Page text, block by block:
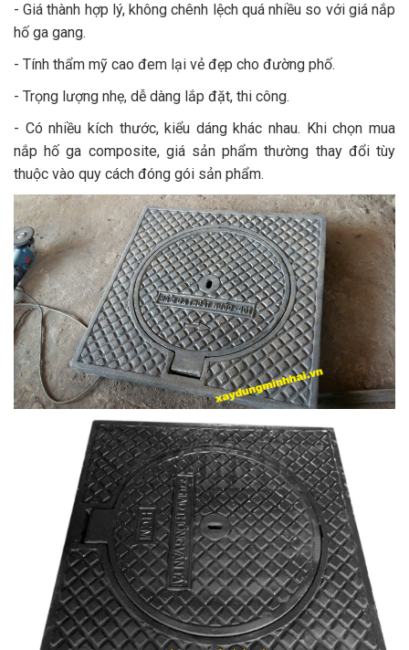
- Giá thành hợp lý, không chênh lệch quá nhiều so với giá nắp
hố ga gang.
- Tính thẩm mỹ cao đem lại vẻ đẹp cho đường phố.
- Trọng lượng nhẹ, dễ dàng lắp đặt, thi công.
- Có nhiều kích thước, kiểu dáng khác nhau. Khi chọn mua
nắp hố ga composite, giá sản phẩm thường thay đổi tùy
thuộc vào quy cách đóng gói sản phẩm.